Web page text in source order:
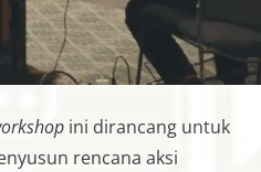
ini dirancang untuk
rencana aksi